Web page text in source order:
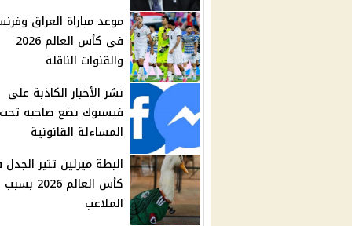
موعد مباراة العراق
في كأس العالم 2026
والقنوات الناقلة
نشر الأخبار الكاذبة على
فيسبوك يضع صاحبه تحت
المساءلة القانونية
البطة ميرلين تثير
كأس العالم
الملاعب